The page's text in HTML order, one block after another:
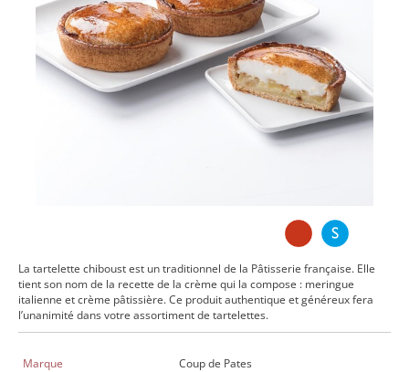
La tartelette chiboust est un traditionnel de la Pâtisserie française. Elle
tient son nom de la recette de la crème qui la compose : meringue
italienne et crème pâtissière. Ce produit authentique et généreux fera
l’unanimité dans votre assortiment de tartelettes.
Marque
Coup de Pates